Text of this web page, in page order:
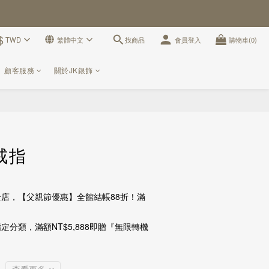
TWD 繁體中文 找商品 會員登入 購物車(0)
顧客服務 關於JK銀飾
指
，【父親節優惠】全館結帳88折！滿
分類，滿額NT$5,888即贈『無限轉機